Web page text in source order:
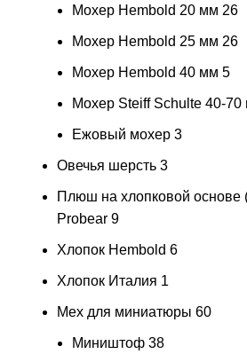
Мохер Hembold 20 мм 26
Мохер Hembold 25 мм 26
Мохер Hembold 40 мм 5
Мохер Steiff Schulte 40-70
Ежовый мохер 3
Овечья шерсть 3
Плюш на хлопковой основе
Probear 9
Хлопок Hembold 6
Хлопок Италия 1
Мех для миниатюры 60
Миништоф 38